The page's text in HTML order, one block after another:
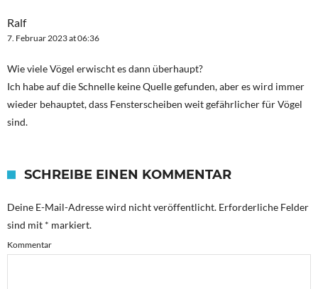
Ralf
7. Februar 2023 at 06:36
Wie viele Vögel erwischt es dann überhaupt?
Ich habe auf die Schnelle keine Quelle gefunden, aber es wird immer
wieder behauptet, dass Fensterscheiben weit gefährlicher für Vögel
sind.
SCHREIBE EINEN KOMMENTAR
Deine E-Mail-Adresse wird nicht veröffentlicht. Erforderliche Felder
sind mit * markiert.
Kommentar